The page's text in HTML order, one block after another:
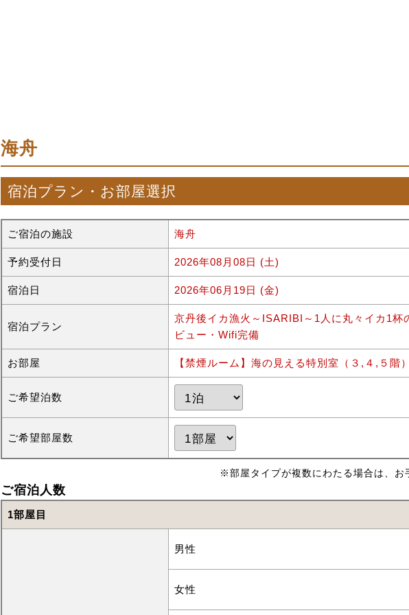
海舟
宿泊プラン・お部屋選択
ご宿泊の施設 海舟
予約受付日 2026年08月08日 (土)
宿泊日 2026年06月19日 (金)
宿泊プラン
京丹後イカ漁火～ISARIBI～1人に丸々イカ1
ビュー・Wifi完備
お部屋 【禁煙ルーム】海の見える特別室（３,４,５階
ご希望泊数
ご希望部屋数
※部屋タイプが複数にわたる場合は、お
ご宿泊人数
1部屋目
男性
女性